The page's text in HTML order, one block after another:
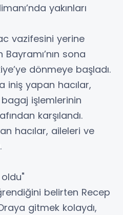
yakınları
vazifesini yerine
sona
dönmeye başladı.
iniş yapan hacılar,
işlemlerinin
karşılandı.
hacılar, aileleri ve
belirten Recep
gitmek kolaydı,